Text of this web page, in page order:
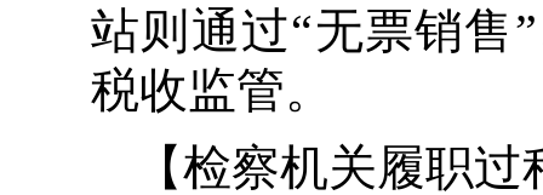
站则通过“无票销售
税收监管。
【检察机关履职过